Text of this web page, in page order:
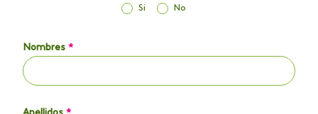
Si No
Nombres *